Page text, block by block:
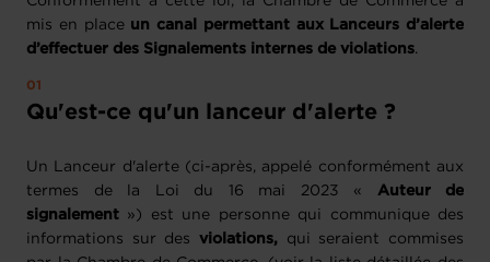
mis en place un canal permettant aux Lanceurs d’alerte
d’effectuer des Signalements internes de violations.
Qu'est-ce qu'un lanceur d'alerte ?
Un Lanceur d'alerte (ci-après, appelé conformément aux
termes de la Loi du 16 mai 2023 «
Auteur de
signalement ») est une personne qui communique des
informations sur des violations,
qui seraient commises